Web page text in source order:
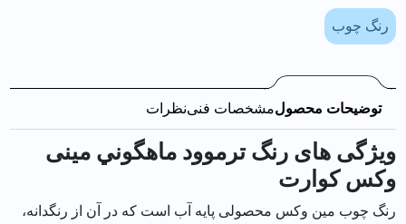
رنگ چوب
توضیحات محصولمشخصات فنینظرات
ویژگی های رنگ ترموود ماهگوني مینی
وکس كوارت
رنگ چوب مین وکس محصولی پایه آب است که در آن از رنگدانه،